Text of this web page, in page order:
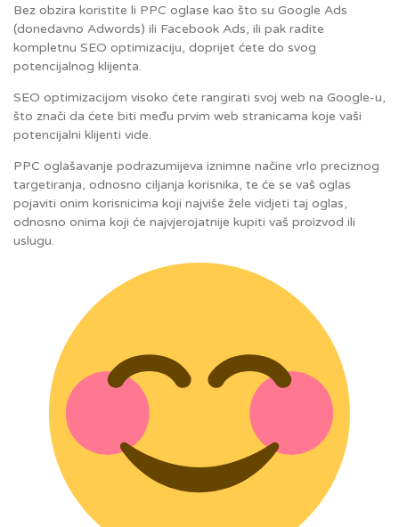
Bez obzira koristite li PPC oglase kao što su Google Ads
(donedavno Adwords) ili Facebook Ads, ili pak radite
kompletnu SEO optimizaciju, doprijet ćete do svog
potencijalnog klijenta.
SEO optimizacijom visoko ćete rangirati svoj web na Google-u,
što znači da ćete biti među prvim web stranicama koje vaši
potencijalni klijenti vide.
PPC oglašavanje podrazumijeva iznimne načine vrlo preciznog
targetiranja, odnosno ciljanja korisnika, te će se vaš oglas
pojaviti onim korisnicima koji najviše žele vidjeti taj oglas,
odnosno onima koji će najvjerojatnije kupiti vaš proizvod ili
uslugu.